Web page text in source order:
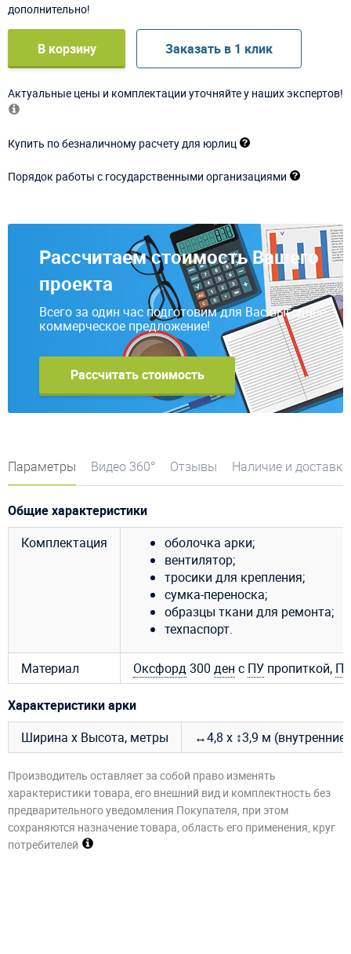
дополнительно!
В корзину Заказать в 1 клик
Актуальные цены и комплектации уточняйте у наших экспертов!
Купить по безналичному расчету для юрлиц
Порядок работы с государственными организациями
Рассчитаем стоимость Вашего
проекта
Всего за один час подготовим для Вас выгодное
коммерческое предложение!
Рассчитать стоимость
Параметры Видео 360° Отзывы Наличие и доставка
Общие характеристики
Комплектация
оболочка арки;
вентилятор;
тросики для крепления;
сумка-переноска;
образцы ткани для ремонта;
техпаспорт.
Материал Оксфорд300 ден с ПУ пропиткой,
Характеристики арки
Ширина х Высота, метры
↔4,8 х ↕3,9 м
Производитель оставляет за собой право изменять
характеристики товара, его внешний вид и комплектность без
предварительного уведомления Покупателя, при этом
сохраняются назначение товара, область его применения, круг
потребителей